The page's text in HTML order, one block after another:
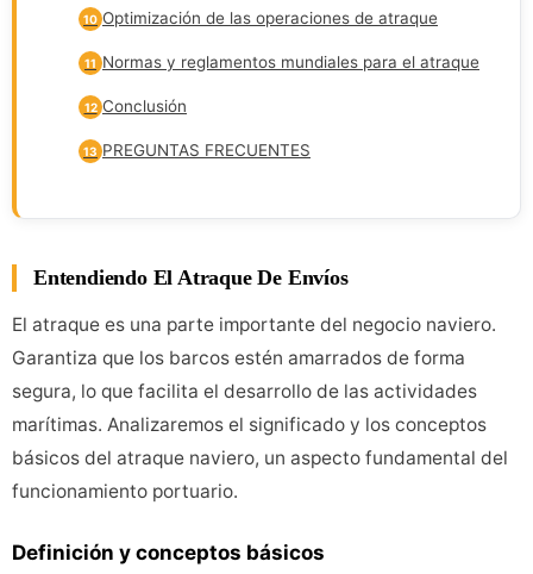
10 Optimización de las operaciones de atraque
11 Normas y reglamentos mundiales para el atraque
12 Conclusión
13 PREGUNTAS FRECUENTES
Entendiendo El Atraque De Envíos
El atraque es una parte importante del negocio naviero.
Garantiza que los barcos estén amarrados de forma
segura, lo que facilita el desarrollo de las actividades
marítimas. Analizaremos el significado y los conceptos
básicos del atraque naviero, un aspecto fundamental del
funcionamiento portuario.
Definición y conceptos básicos